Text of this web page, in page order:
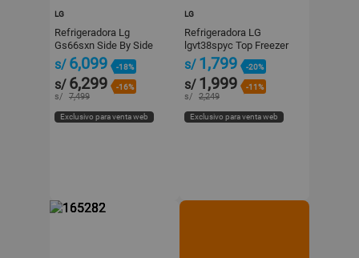
LG
Refrigeradora Lg
Gs66sxn Side By Side
617 litros Negro
s/ 6,099 -18%
s/ 6,299 -16%
s/ 7,499
Exclusivo para venta web
LG
Refrigeradora LG
lgvt38spyc Top Freezer
374L Plata
s/ 1,799 -20%
s/ 1,999 -11%
s/ 2,249
Exclusivo para venta web